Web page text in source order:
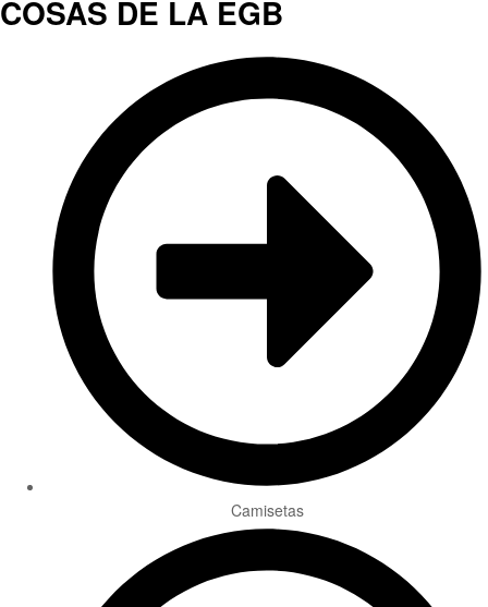
COSAS DE LA EGB
Camisetas